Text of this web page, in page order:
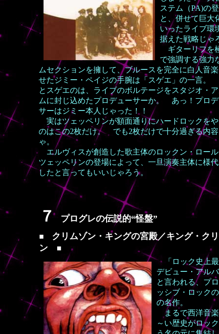
ステム（PA)の
と、併せて巨大
いったライブ環
据えた戦略じゃ
ギターリフを
で強調する強力
ムセクションを擁して、ブルースを完全に白人音
せたジミー・ペイジの手腕は「スゲエ」の一言。
とスゲエのは、ライブのボルテージをスタジオ・
ムに封じ込めたプロデューサーか。 あっ！プロ
サーはジミー本人じゃった！！
実はツェッペリンが額面通りにハードロックを
のはこの2枚だけ。 でも2枚だけで十分過ぎる内
ゃ。
エルヴィスが創造した歌主体のロックン・ロー
ツェッペリンの登場によって、一旦演奏主体に様
したと言ってもいいじゃろう。
７ プログレの伝説的“怪盤”
■ クリムゾン・キングの宮殿／キング・ク
ン
■
「ロック史上最
デビュー・アル
と言われる、プ
ッシブ・ロック
の名作。
まるで西洋音
～い歴史がロッ